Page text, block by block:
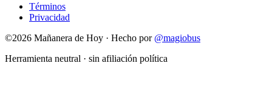
Términos
Privacidad
©2026 Mañanera de Hoy · Hecho por @magiobus
Herramienta neutral · sin afiliación política